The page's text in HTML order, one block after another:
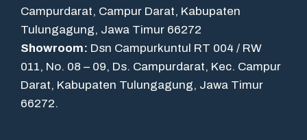
Campurdarat, Campur Darat, Kabupaten
Tulungagung, Jawa Timur 66272
Showroom: Dsn Campurkuntul RT 004 / RW
011, No. 08 – 09, Ds. Campurdarat, Kec. Campur
Darat, Kabupaten Tulungagung, Jawa Timur
66272.